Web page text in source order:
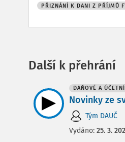
PŘIZNÁNÍ K DANI Z PŘÍJMŮ
Další k přehrání
DAŇOVÉ A
Novinky ze
Tým DAUČ
Vydáno: 25. 3.